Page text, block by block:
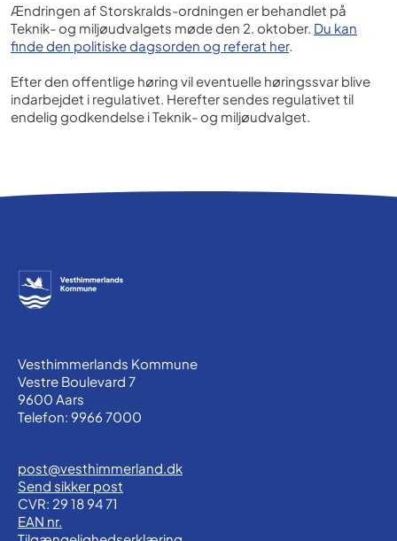
Ændringen af Storskralds-ordningen er behandlet på
Teknik- og miljøudvalgets møde den 2. oktober. Du kan
finde den politiske dagsorden og referat her.
Efter den offentlige høring vil eventuelle høringssvar blive
indarbejdet i regulativet. Herefter sendes regulativet til
endelig godkendelse i Teknik- og miljøudvalget.
Vesthimmerlands Kommune
Vestre Boulevard 7
9600 Aars
Telefon: 9966 7000
post@vesthimmerland.dk
Send sikker post
CVR: 29 18 94 71
EAN nr.